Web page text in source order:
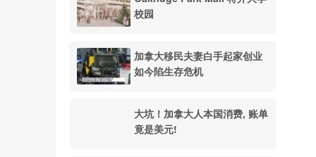
校园
加拿大移民夫妻白手起家创业
如今陷生存危机
大坑！加拿大人本国消费, 账单
竟是美元!